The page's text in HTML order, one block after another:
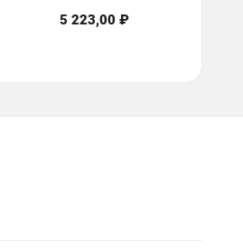
5 223,00 ₽